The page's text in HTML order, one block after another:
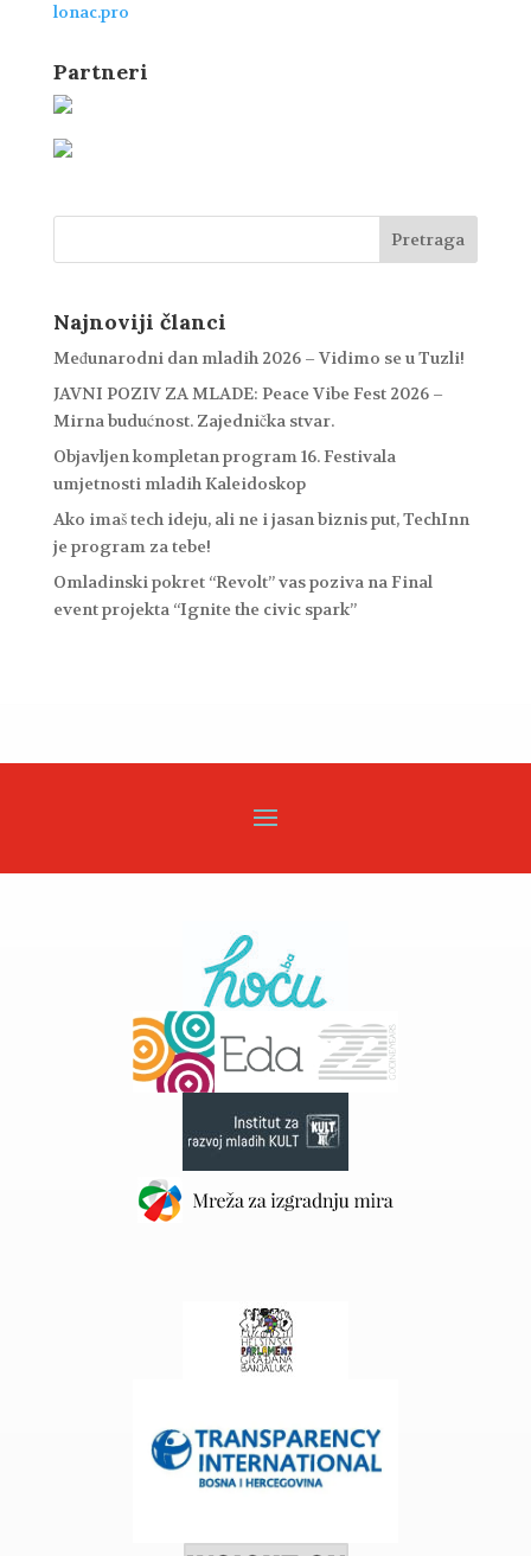
lonac.pro
Partneri
Najnoviji članci
Međunarodni dan mladih 2026 – Vidimo se u Tuzli!
JAVNI POZIV ZA MLADE: Peace Vibe Fest 2026 –
Mirna budućnost. Zajednička stvar.
Objavljen kompletan program 16. Festivala
umjetnosti mladih Kaleidoskop
Ako imaš tech ideju, ali ne i jasan biznis put, TechInn
je program za tebe!
Omladinski pokret “Revolt” vas poziva na Final
event projekta “Ignite the civic spark”